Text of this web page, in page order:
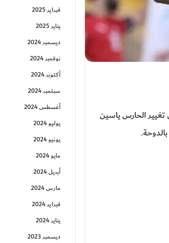
الحارس ياسين
فبراير 2025
يناير 2025
ديسمبر 2024
نوفمبر 2024
أكتوبر 2024
سبتمبر 2024
أغسطس 2024
يوليو 2024
يونيو 2024
مايو 2024
أبريل 2024
مارس 2024
فبراير 2024
يناير 2024
ديسمبر 2023